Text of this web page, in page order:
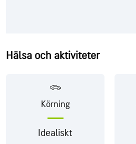
Hälsa och aktiviteter
Körning
Idealiskt